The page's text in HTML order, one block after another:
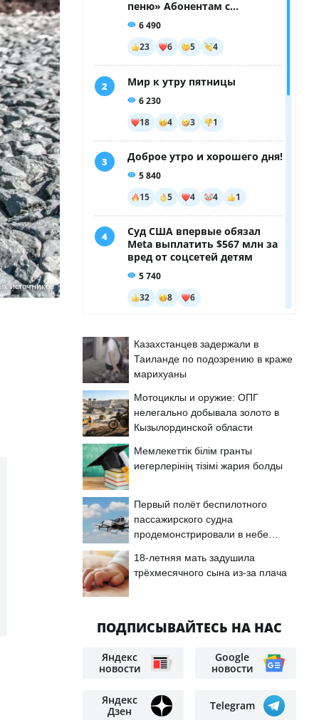
источников
Казахстанцев задержали в
Таиланде по подозрению в краже
марихуаны
Мотоциклы и оружие: ОПГ
нелегально добывала золото в
Кызылординской области
Мемлекеттік білім гранты
иегерлерінің тізімі жария болды
Первый полёт беспилотного
пассажирского судна
продемонстрировали в небе
18-летняя мать задушила
трёхмесячного сына из-за плача
ПОДПИСЫВАЙТЕСЬ НА НАС
Яндекс
новости
Google
новости
Яндекс
Дзен
Telegram